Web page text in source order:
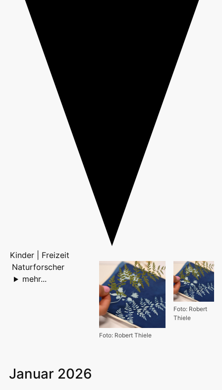
Kinder | Freizeit
Foto: Robert
Thiele
Foto: Robert Thiele
Naturforscher
mehr...
Januar 2026